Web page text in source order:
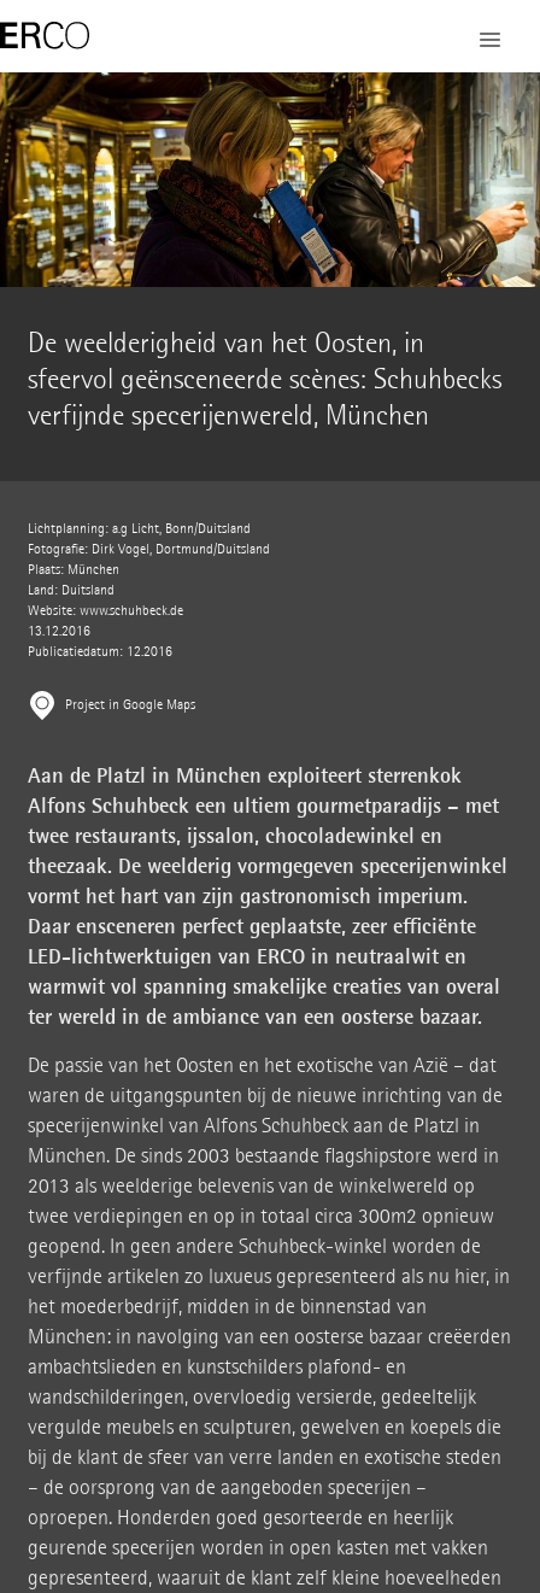
De weelderigheid van het Oosten, in
sfeervol geënsceneerde scènes: Schuhbecks
verfijnde specerijenwereld, München
Lichtplanning: a.g Licht, Bonn/Duitsland
Fotografie: Dirk Vogel, Dortmund/Duitsland
Plaats: München
Land: Duitsland
Website: www.schuhbeck.de
13.12.2016
Publicatiedatum: 12.2016
Project in Google Maps
Aan de Platzl in München exploiteert sterrenkok
Alfons Schuhbeck een ultiem gourmetparadijs – met
twee restaurants, ijssalon, chocoladewinkel en
theezaak. De weelderig vormgegeven specerijenwinkel
vormt het hart van zijn gastronomisch imperium.
Daar ensceneren perfect geplaatste, zeer efficiënte
LED-lichtwerktuigen van ERCO in neutraalwit en
warmwit vol spanning smakelijke creaties van overal
ter wereld in de ambiance van een oosterse bazaar.
De passie van het Oosten en het exotische van Azië – dat
waren de uitgangspunten bij de nieuwe inrichting van de
specerijenwinkel van Alfons Schuhbeck aan de Platzl in
München. De sinds 2003 bestaande flagshipstore werd in
2013 als weelderige belevenis van de winkelwereld op
twee verdiepingen en op in totaal circa 300m2 opnieuw
geopend. In geen andere Schuhbeck-winkel worden de
verfijnde artikelen zo luxueus gepresenteerd als nu hier, in
het moederbedrijf, midden in de binnenstad van
München: in navolging van een oosterse bazaar creëerden
ambachtslieden en kunstschilders plafond- en
wandschilderingen, overvloedig versierde, gedeeltelijk
vergulde meubels en sculpturen, gewelven en koepels die
bij de klant de sfeer van verre landen en exotische steden
– de oorsprong van de aangeboden specerijen –
oproepen. Honderden goed gesorteerde en heerlijk
geurende specerijen worden in open kasten met vakken
gepresenteerd, waaruit de klant zelf kleine hoeveelheden